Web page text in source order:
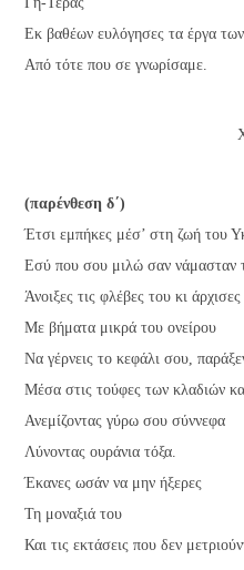
Εκ βαθέων ευλόγησες τα έργα
Από τότε που σε γνωρίσαμε.
(παρένθεση δ΄)
Έτσι εμπήκες μέσ’ στη ζωή του
Εσύ που σου μιλώ σαν νάμασταν
Άνοιξες τις φλέβες του κι
Με βήματα μικρά του ονείρου
Να γέρνεις το κεφάλι σου,
Μέσα στις τούφες των κλαδιών
Ανεμίζοντας γύρω σου σύννεφα
Λύνοντας ουράνια τόξα.
Έκανες ωσάν να μην ήξερες
Τη μοναξιά του
Και τις εκτάσεις που δεν